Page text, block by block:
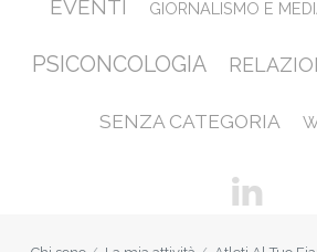
EVENTI GIORNALISMO E
PSICONCOLOGIA
SENZA CATEGORIA